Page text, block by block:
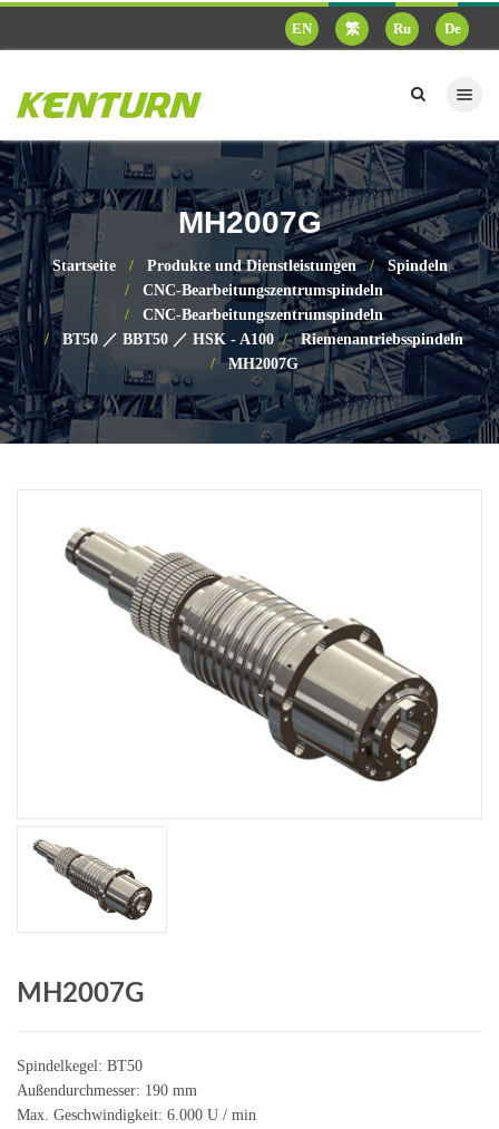
EN 繁 Ru De
MH2007G
Startseite Produkte und Dienstleistungen
Spindeln
CNC-Bearbeitungszentrumspindeln
CNC-Bearbeitungszentrumspindeln
BT50 ／ BBT50 ／ HSK - A100
Riemenantriebsspindeln
MH2007G
MH2007G
Spindelkegel: BT50
Außendurchmesser: 190 mm
Max. Geschwindigkeit: 6.000 U / min